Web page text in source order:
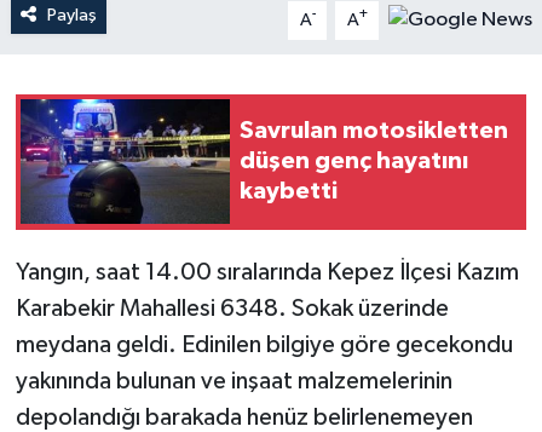
Paylaş A- A+
Savrulan motosikletten
düşen genç hayatını
kaybetti
Yangın, saat 14.00 sıralarında Kepez İlçesi Kazım
Karabekir Mahallesi 6348. Sokak üzerinde
meydana geldi. Edinilen bilgiye göre gecekondu
yakınında bulunan ve inşaat malzemelerinin
depolandığı barakada henüz belirlenemeyen
Öğle Bülteni
Siyaset
Sosyal medya
Teknoloji
Televizyon